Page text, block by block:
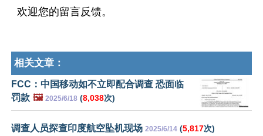
欢迎您的留言反馈。
相关文章：
FCC：中国移动如不立即配合调查 恐面临
罚款 🖼️ 2025/6/18 (8,038次)
调查人员探查印度航空坠机现场 2025/6/14 (5,817次)